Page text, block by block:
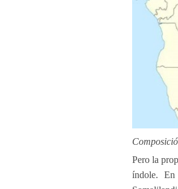
Pero la
índole. En